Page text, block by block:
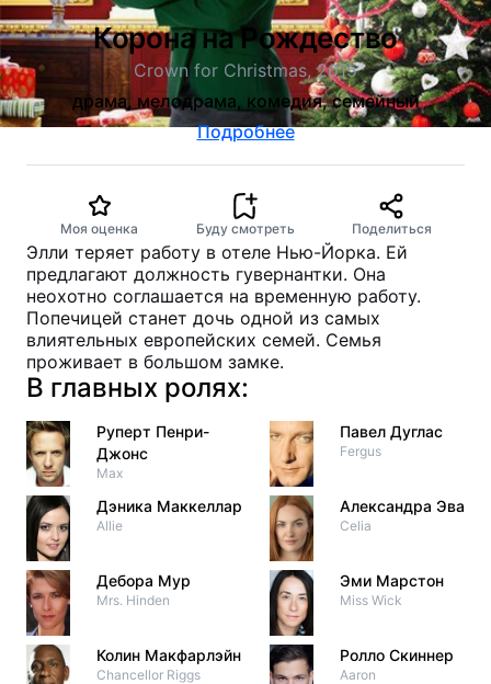
Корона на Рождество
Crown for Christmas, 2015
драма, мелодрама, комедия, семейный
Подробнее
Моя оценка Буду смотреть Поделиться
Элли теряет работу в отеле Нью-Йорка. Ей
предлагают должность гувернантки. Она
неохотно соглашается на временную работу.
Попечицей станет дочь одной из самых
влиятельных европейских семей. Семья
проживает в большом замке.
В главных ролях:
Руперт Пенри-
Джонс
Max
Дэника Маккеллар
Allie
Дебора Мур
Mrs. Hinden
Колин Макфарлэйн
Chancellor Riggs
Павел Дуглас
Fergus
Александра Эванс
Celia
Эми Марстон
Miss Wick
Ролло Скиннер
Aaron